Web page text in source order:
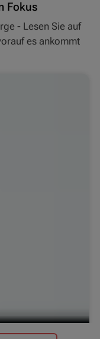
Fokus
- Lesen Sie auf
es ankommt